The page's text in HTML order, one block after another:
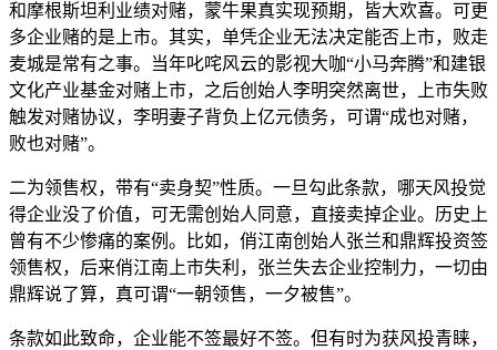
和摩根斯坦利业绩对赌，蒙牛果真实现预期，皆大欢喜。可更
多企业赌的是上市。其实，单凭企业无法决定能否上市，败走
麦城是常有之事。当年叱咤风云的影视大咖“小马奔腾”和建银
文化产业基金对赌上市，之后创始人李明突然离世，上市失败
触发对赌协议，李明妻子背负上亿元债务，可谓“成也对赌，
败也对赌”。
二为领售权，带有“卖身契”性质。一旦勾此条款，哪天风投觉
得企业没了价值，可无需创始人同意，直接卖掉企业。历史上
曾有不少惨痛的案例。比如，俏江南创始人张兰和鼎辉投资签
领售权，后来俏江南上市失利，张兰失去企业控制力，一切由
鼎辉说了算，真可谓“一朝领售，一夕被售”。
条款如此致命，企业能不签最好不签。但有时为获风投青睐，